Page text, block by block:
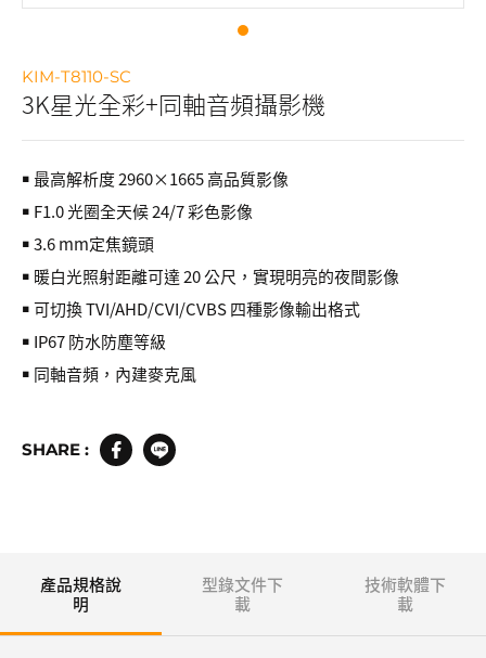
KIM-T8110-SC
3K星光全彩+同軸音頻攝影機
￭ 最高解析度 2960×1665 高品質影像
￭ F1.0 光圈全天候 24/7 彩色影像
￭ 3.6 mm定焦鏡頭
￭ 暖白光照射距離可達 20 公尺，實現明亮的夜間影像
￭ 可切換 TVI/AHD/CVI/CVBS 四種影像輸出格式
￭ IP67 防水防塵等級
￭ 同軸音頻，內建麥克風
SHARE :
產品規格說
明
型錄文件下
載
技術軟體下
載